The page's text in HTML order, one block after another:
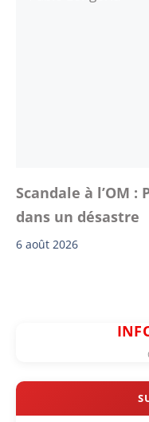
Scandale à l’OM
dans un désastre
6 août 2026